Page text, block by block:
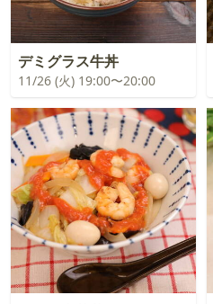
デミグラス牛丼
11/26 (火) 19:00〜20:00